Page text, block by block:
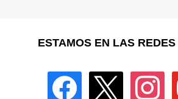
ESTAMOS EN LAS REDES
facebook instagram